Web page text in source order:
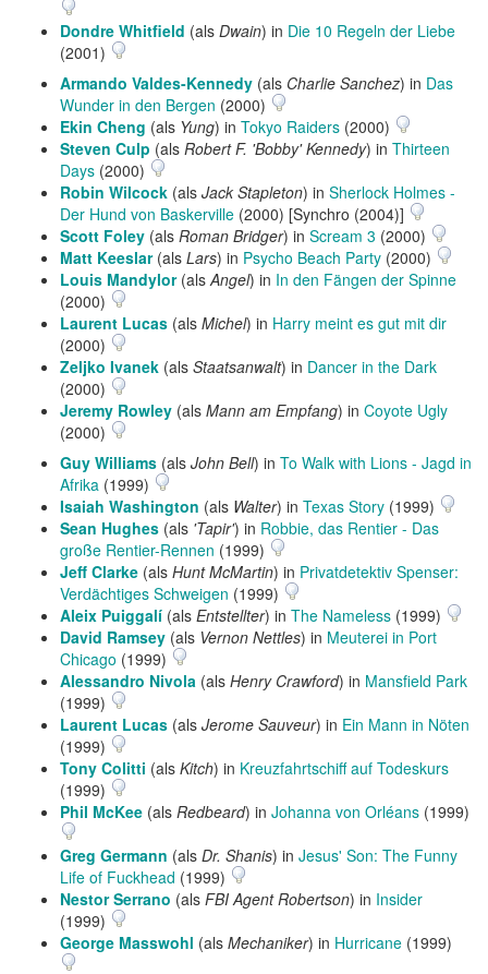
Dondre Whitfield (als Dwain) in Die 10 Regeln der Liebe
(2001)
Armando Valdes-Kennedy (als Charlie Sanchez) in Das
Wunder in den Bergen (2000)
Ekin Cheng (als Yung) in Tokyo Raiders (2000)
Steven Culp (als Robert F. 'Bobby' Kennedy) in Thirteen
Days (2000)
Robin Wilcock (als Jack Stapleton) in Sherlock Holmes -
Der Hund von Baskerville (2000) [Synchro (2004)]
Scott Foley (als Roman Bridger) in Scream 3 (2000)
Matt Keeslar(als Lars) in Psycho Beach Party (2000)
Louis Mandylor(alsAngel) in In den Fängen der Spinne
(2000)
Laurent Lucas (als Michel) in Harry meint es gut mit dir
(2000)
Zeljko Ivanek (als Staatsanwalt) in Dancer in the Dark
(2000)
Jeremy Rowley (als Mann am Empfang) in Coyote Ugly
(2000)
Guy Williams (als John Bell) in To Walk with Lions - Jagd in
Afrika (1999)
Isaiah Washington (als Walter) in Texas Story (1999)
Sean Hughes (als 'Tapir') in Robbie, das Rentier - Das
große Rentier-Rennen (1999)
Jeff Clarke (als Hunt McMartin) in Privatdetektiv Spenser:
Verdächtiges Schweigen (1999)
Aleix Puiggalí (als Entstellter) in The Nameless (1999)
David Ramsey (als Vernon Nettles) in Meuterei in Port
Chicago (1999)
Alessandro Nivola (als Henry Crawford) in Mansfield Park
(1999)
Laurent Lucas (als Jerome Sauveur) in Ein Mann in Nöten
(1999)
Tony Colitti (als Kitch) in Kreuzfahrtschiff auf Todeskurs
(1999)
Phil McKee (als Redbeard) in Johanna von Orléans (1999)
Greg Germann (als Dr. Shanis) in Jesus' Son: The Funny
Life of Fuckhead (1999)
Nestor Serrano (als FBI Agent Robertson) in Insider
(1999)
George Masswohl (als Mechaniker) in Hurricane (1999)